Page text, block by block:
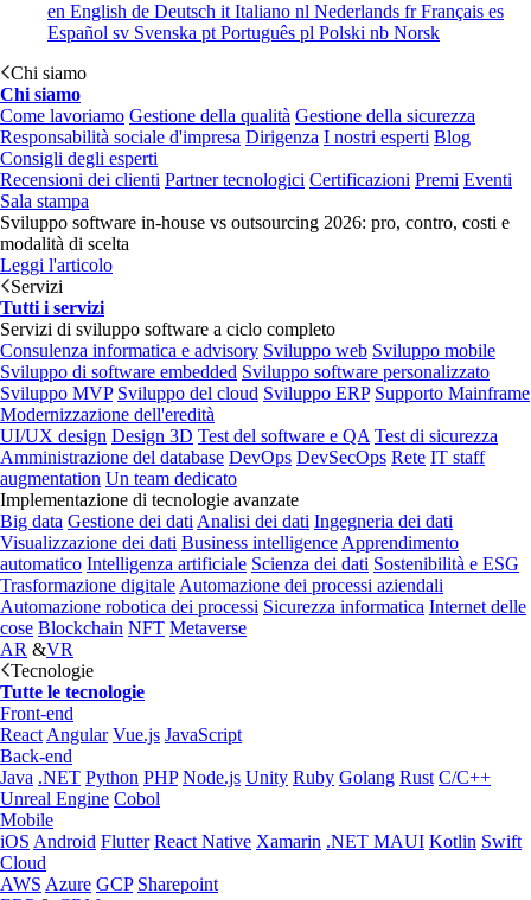
en English de Deutsch it Italiano nl Nederlands frFrançais es
Español sv Svenska pt Português pl Polski nb Norsk
Chi siamo
Chi siamo
Come lavoriamo Gestione della qualità Gestione della sicurezza
Responsabilità sociale d'impresa Dirigenza I nostri esperti Blog
Consigli degli esperti
Recensioni dei clienti Partner tecnologici Certificazioni Premi Eventi
Sala stampa
Sviluppo software in-house vs outsourcing 2026: pro, contro, costi e
modalità di scelta
Leggi l'articolo
Servizi
Tutti i servizi
Servizi di sviluppo software a ciclo completo
Consulenza informatica e advisory Sviluppo web Sviluppo mobile
Sviluppo di software embedded Sviluppo software personalizzato
Sviluppo MVP Sviluppo del cloud Sviluppo ERP Supporto Mainframe
Modernizzazione dell'eredità
UI/UX design Design 3D Test del software e QA Test di sicurezza
Amministrazione del database DevOps DevSecOps Rete IT staff
augmentation Un team dedicato
Implementazione di tecnologie avanzate
Big data Gestione dei dati Analisi dei dati Ingegneria dei dati
Visualizzazione dei dati Business intelligence Apprendimento
automatico Intelligenza artificiale Scienza dei dati Sostenibilità e ESG
Trasformazione digitale Automazione dei processi aziendali
Automazione robotica dei processi Sicurezza informatica Internet delle
cose Blockchain NFT Metaverse
AR &VR
Tecnologie
Tutte le tecnologie
Front-end
React Angular Vue.js JavaScript
Back-end
Java .NET Python PHP Node.js Unity Ruby Golang Rust C/C++
Unreal Engine Cobol
Mobile
iOS Android Flutter React Native Xamarin .NET MAUI Kotlin Swift
Cloud
AWS Azure GCP Sharepoint